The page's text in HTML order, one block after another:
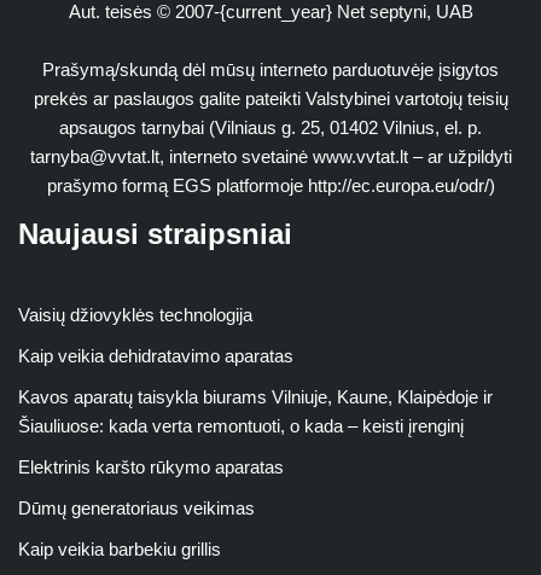
Aut. teisės © 2007-{current_year} Net septyni, UAB
Prašymą/skundą dėl mūsų interneto parduotuvėje įsigytos
prekės ar paslaugos galite pateikti Valstybinei vartotojų teisių
apsaugos tarnybai (Vilniaus g. 25, 01402 Vilnius, el. p.
tarnyba@vvtat.lt, interneto svetainė www.vvtat.lt – ar užpildyti
prašymo formą EGS platformoje http://ec.europa.eu/odr/)
Naujausi straipsniai
Vaisių džiovyklės technologija
Kaip veikia dehidratavimo aparatas
Kavos aparatų taisykla biurams Vilniuje, Kaune, Klaipėdoje ir
Šiauliuose: kada verta remontuoti, o kada – keisti įrenginį
Elektrinis karšto rūkymo aparatas
Dūmų generatoriaus veikimas
Kaip veikia barbekiu grillis